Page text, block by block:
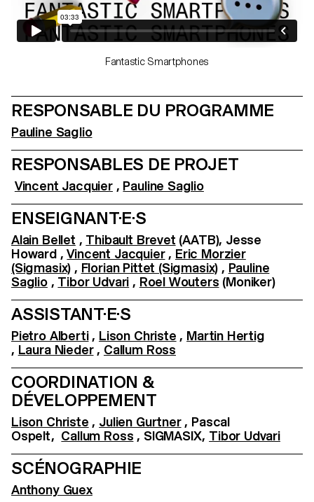
Fantastic Smartphones
RESPONSABLE DU PROGRAMME
Pauline Saglio
RESPONSABLES DE PROJET
Vincent Jacquier, Pauline Saglio
ENSEIGNANT·E·S
Alain Bellet , Thibault Brevet (AATB), Jesse
Howard ,Vincent Jacquier, Eric Morzier
(Sigmasix) , Florian Pittet (Sigmasix) , Pauline
Saglio, Tibor Udvari , Roel Wouters (Moniker)
ASSISTANT·E·S
Pietro Alberti, Lison Christe , Martin Hertig
, Laura Nieder, Callum Ross
COORDINATION &
DÉVELOPPEMENT
Lison Christe , Julien Gurtner, Pascal
Ospelt, Callum Ross , SIGMASIX, Tibor Udvari
SCÉNOGRAPHIE
Anthony Guex